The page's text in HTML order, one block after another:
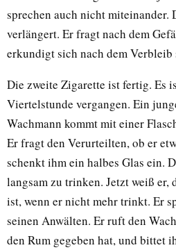
sprechen auch nicht miteinander.
verlängert. Er fragt nach dem
erkundigt sich nach dem
Die zweite Zigarette ist fertig. Es
Viertelstunde vergangen. Ein
Wachmann kommt mit einer
Er fragt den Verurteilten, ob er
schenkt ihm ein halbes Glas ein.
langsam zu trinken. Jetzt weiß er,
ist, wenn er nicht mehr trinkt. Er
seinen Anwälten. Er ruft den
den Rum gegeben hat, und bittet